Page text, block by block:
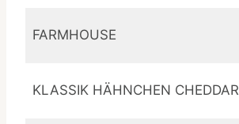
FARMHOUSE
KLASSIK HÄHNCHEN CHEDDAR